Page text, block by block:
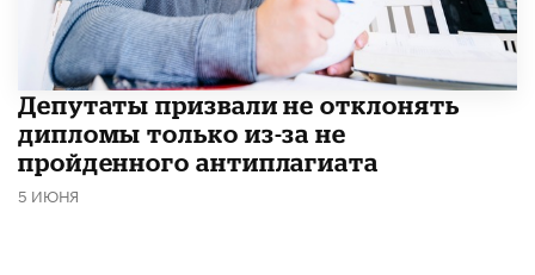
Депутаты призвали не отклонять
дипломы только из-за не
пройденного антиплагиата
5 ИЮНЯ